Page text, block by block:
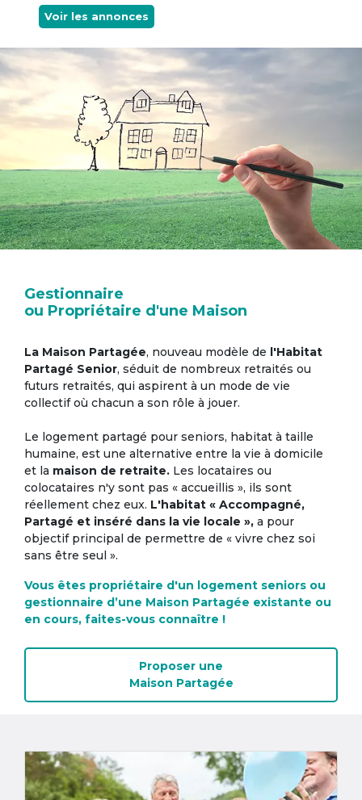
Voir les annonces
Gestionnaire
ou Propriétaire d'une Maison
La Maison Partagée, nouveau modèle de l'Habitat
Partagé Senior, séduit de nombreux retraités ou
futurs retraités, qui aspirent à un mode de vie
collectif où chacun a son rôle à jouer.
Le logement partagé pour seniors, habitat à taille
humaine, est une alternative entre la vie à domicile
et la maison de retraite. Les locataires ou
colocataires n'y sont pas « accueillis », ils sont
réellement chez eux. L'habitat « Accompagné,
Partagé et inséré dans la vie locale », a pour
objectif principal de permettre de « vivre chez soi
sans être seul ».
Vous êtes propriétaire d'un logement seniors ou
gestionnaire d’une Maison Partagée existante ou
en cours, faites-vous connaître !
Proposer une
Maison Partagée